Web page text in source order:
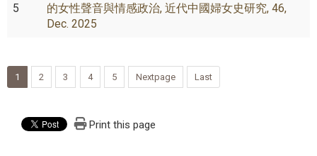
5
的女性聲音與情感政治, 近代中國婦女史研究, 46,
Dec. 2025
1 2 3 4 5 Nextpage Last
Print this page